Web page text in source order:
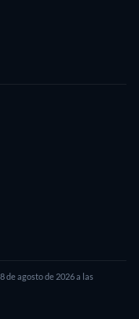
de agosto de 2026 a las